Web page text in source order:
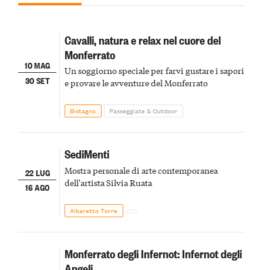
10 MAG
30 SET
Cavalli, natura e relax nel cuore del
Monferrato
Un soggiorno speciale per farvi gustare i sapori
e provare le avventure del Monferrato
Bistagno Passeggiate & Outdoor
22 LUG
16 AGO
SediMenti
Mostra personale di arte contemporanea
dell'artista Silvia Ruata
Albaretto Torre
Monferrato degli Infernot: Infernot degli